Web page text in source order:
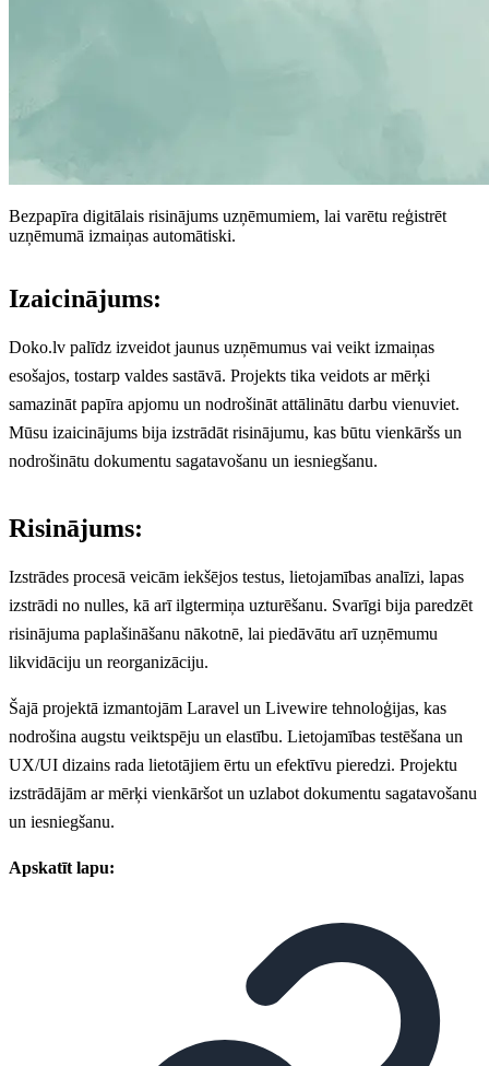
Bezpapīra digitālais risinājums uzņēmumiem, lai varētu reģistrēt
uzņēmumā izmaiņas automātiski.
Izaicinājums:
Doko.lv palīdz izveidot jaunus uzņēmumus vai veikt izmaiņas
esošajos, tostarp valdes sastāvā. Projekts tika veidots ar mērķi
samazināt papīra apjomu un nodrošināt attālinātu darbu vienuviet.
Mūsu izaicinājums bija izstrādāt risinājumu, kas būtu vienkāršs un
nodrošinātu dokumentu sagatavošanu un iesniegšanu.
Risinājums:
Izstrādes procesā veicām iekšējos testus, lietojamības analīzi, lapas
izstrādi no nulles, kā arī ilgtermiņa uzturēšanu. Svarīgi bija paredzēt
risinājuma paplašināšanu nākotnē, lai piedāvātu arī uzņēmumu
likvidāciju un reorganizāciju.
Šajā projektā izmantojām Laravel un Livewire tehnoloģijas, kas
nodrošina augstu veiktspēju un elastību. Lietojamības testēšana un
UX/UI dizains rada lietotājiem ērtu un efektīvu pieredzi. Projektu
izstrādājām ar mērķi vienkāršot un uzlabot dokumentu sagatavošanu
un iesniegšanu.
Apskatīt lapu: